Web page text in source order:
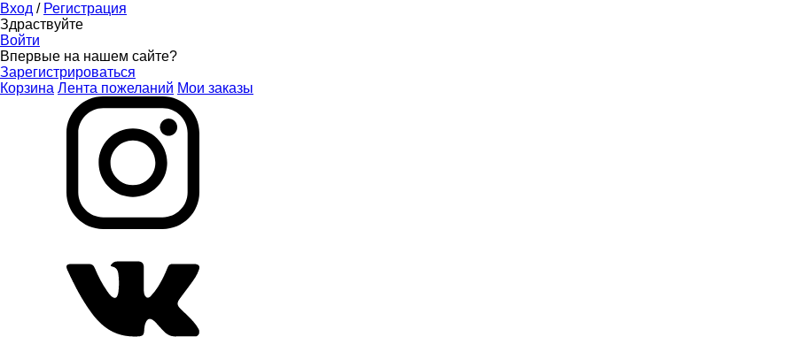
Вход / Регистрация
Здраствуйте
Войти
Впервые на нашем сайте?
Зарегистрироваться
Корзина Лента пожеланий Мои заказы